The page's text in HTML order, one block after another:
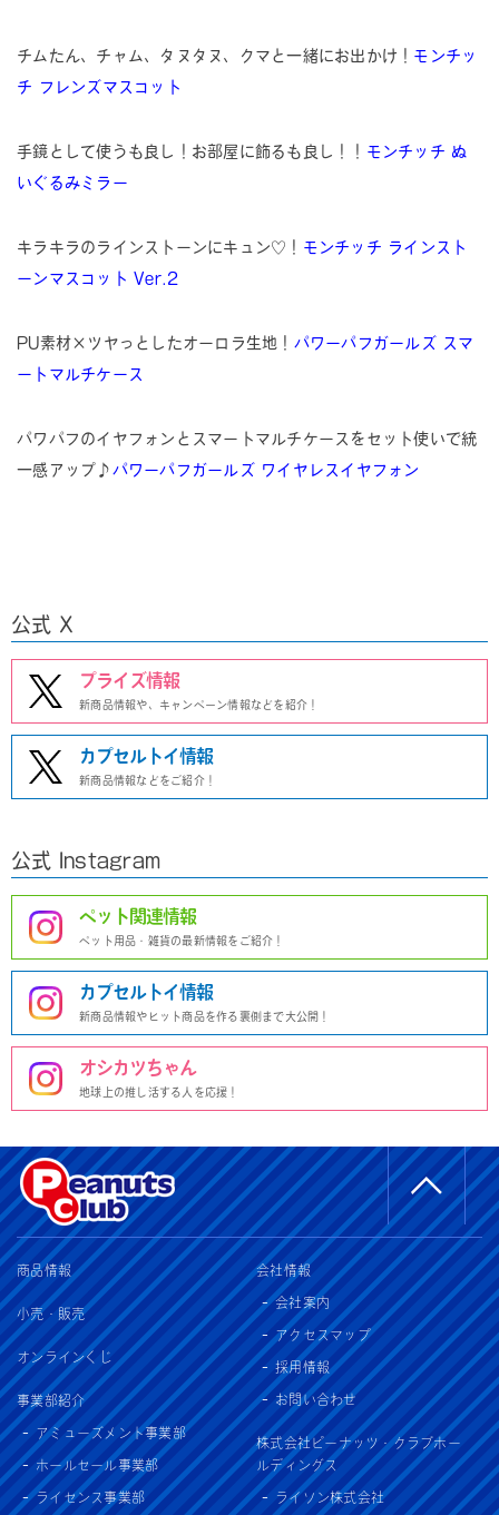
チムたん、チャム、タヌタヌ、クマと一緒にお出かけ！ モンチッ
チ フレンズマスコット
手鏡として使うも良し！お部屋に飾るも良し！！ モンチッチ ぬ
いぐるみミラー
キラキラのラインストーンにキュン♡！ モンチッチ ラインスト
ーンマスコット Ver.2
PU素材×ツヤっとしたオーロラ生地！ パワーパフガールズ スマ
ートマルチケース
パワパフのイヤフォンとスマートマルチケースをセット使いで統
一感アップ♪ パワーパフガールズ ワイヤレスイヤフォン
公式 X
プライズ情報
新商品情報や、キャンペーン情報などを紹介！
カプセルトイ情報
新商品情報などをご紹介！
公式 Instagram
ペット関連情報
ペット用品・雑貨の最新情報をご紹介！
カプセルトイ情報
新商品情報やヒット商品を作る裏側まで大公開！
オシカツちゃん
地球上の推し活する人を応援！
商品情報
小売・販売
オンラインくじ
事業部紹介
アミューズメント事業部
ホールセール事業部
ライセンス事業部
会社情報
会社案内
アクセスマップ
採用情報
お問い合わせ
株式会社ピーナッツ・クラブホー
ルディングス
ライソン株式会社